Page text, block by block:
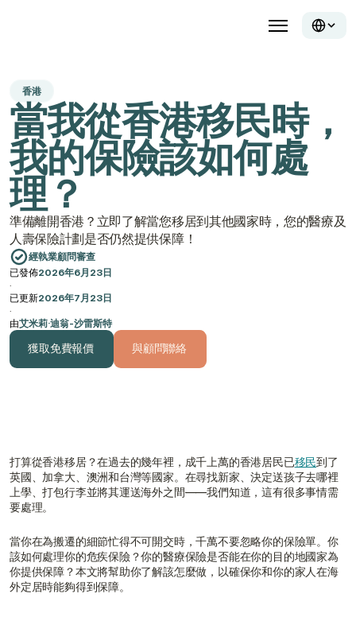
香港
當我從香港移民時，
我的保險該如何處
理？
準備離開香港？立即了解當您移居到其他國家時，您的醫療及
人壽保險計劃是否仍然提供保障！
經執業顧問審查
已發佈2026年6月23日
·
已更新2026年7月23日
·
由艾米莉·迪翁-沙雷斯特
獲取免費報價 與顧問聯絡
打算從香港移居？在過去的幾年裡，成千上萬的香港居民已移民到了
英國、加拿大、澳洲和台灣等國家。在尋找新家、決定送孩子去哪裡
上學、打包行李並將其運送海外之間——我們知道，這有很多事情需
要處理。
當你在為搬遷的細節忙得不可開交時，千萬不要忽略你的保險單。你
該如何處理你的危疾保險？你的醫療保險是否能在你的目的地國家為
你提供保障？本文將幫助你了解該怎麼做，以確保你和你的家人在海
外定居時能夠得到保障。